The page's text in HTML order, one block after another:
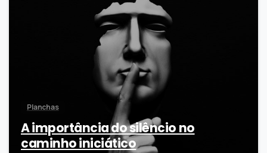
Planchas
A importância do silêncio no
caminho iniciático